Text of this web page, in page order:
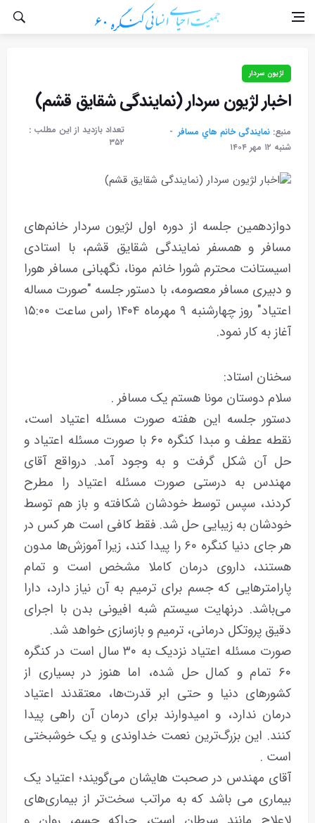
لژیون سردار
اخبار لژیون سردار (نمایندگی شقایق قشم)
منبع: نمایندگی خانم هاي مسافر
شنبه ۱۲ مهر ۱۴۰۴
تعداد بازدید از این مطلب :
۳۵۲
دوازدهمین جلسه از دوره اول لژیون سردار خانم‌های
مسافر و همسفر نمایندگی شقایق قشم، با استادی
اسیستانت محترم شورا خانم مونا، نگهبانی مسافر هورا
و دبیری مسافر معصومه، با دستور جلسه "صورت مساله
اعتیاد" روز چهارشنبه ۹ مهرماه ۱۴۰۴ راس ساعت ۱۵:۰۰
آغاز به کار نمود.
سخنان استاد:
سلام دوستان مونا هستم یک مسافر .
دستور جلسه این هفته صورت مسئله اعتیاد است،
نقطه عطف و مبدا کنگره ۶۰ با صورت مسئله اعتیاد و
حل آن شکل گرفت و به وجود آمد. درواقع آقای
مهندس به درستی صورت مسئله اعتیاد را مطرح
کردند، سپس توسط خودشان شکافته و باز هم توسط
خودشان به زیبایی حل شد. فقط کافی است هر کس در
هر جای دنیا کنگره ۶۰ را پیدا کند، زیرا آموزش‌ها مدون
هستند، داروی درمان کاملا مشخص است و تمام
پارامترهایی که جسم برای ترمیم به آن نیاز دارد، دارا
می‌باشد. درنهایت سیستم شبه افیونی بدن با اجرای
دقیق پروتکل درمانی، ترمیم و بازسازی خواهد شد.
صورت مسئله اعتیاد نزدیک به ۳۰ سال است در کنگره
۶۰ تمام و کمال حل شده، اما هنوز در بسیاری از
کشورهای دنیا و حتی ابر قدرت‌ها، معتقدند اعتیاد
درمان ندارد، و امیدوارند برای درمان آن راهی پیدا
کنند. این بزرگ‌ترین نعمت خداوندی و یک خوشبختی
است .
آقای مهندس در صحبت هایشان می‌گویند؛ اعتیاد یک
بیماری می باشد که به مراتب سخت‌تر از بیماری‌های